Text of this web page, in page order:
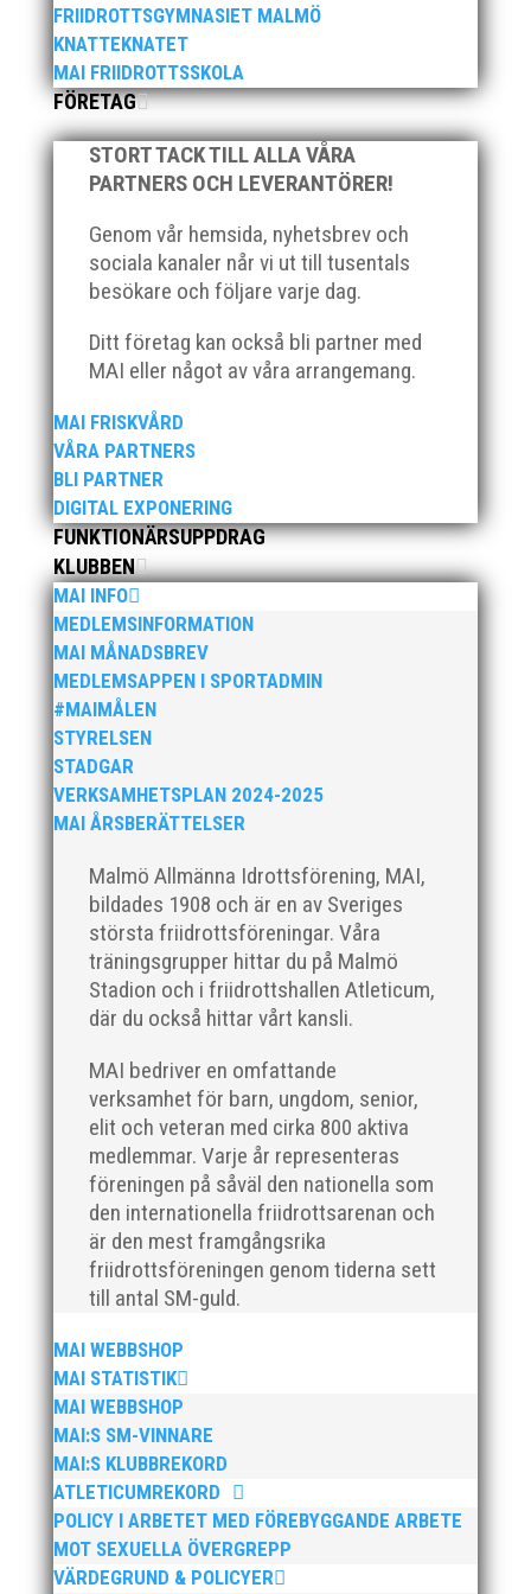
FRIIDROTTSGYMNASIET MALMÖ
KNATTEKNATET
MAI FRIIDROTTSSKOLA
FÖRETAG
STORT TACK TILL ALLA VÅRA
PARTNERS OCH LEVERANTÖRER!
Genom vår hemsida, nyhetsbrev och
sociala kanaler når vi ut till tusentals
besökare och följare varje dag.
Ditt företag kan också bli partner med
MAI eller något av våra arrangemang.
MAI FRISKVÅRD
VÅRA PARTNERS
BLI PARTNER
DIGITAL EXPONERING
FUNKTIONÄRSUPPDRAG
KLUBBEN
MAI INFO
MEDLEMSINFORMATION
MAI MÅNADSBREV
MEDLEMSAPPEN I SPORTADMIN
#MAIMÅLEN
STYRELSEN
STADGAR
VERKSAMHETSPLAN 2024-2025
MAI ÅRSBERÄTTELSER
Malmö Allmänna Idrottsförening, MAI,
bildades 1908 och är en av Sveriges
största friidrottsföreningar. Våra
träningsgrupper hittar du på Malmö
Stadion och i friidrottshallen Atleticum,
där du också hittar vårt kansli.
MAI bedriver en omfattande
verksamhet för barn, ungdom, senior,
elit och veteran med cirka 800 aktiva
medlemmar. Varje år representeras
föreningen på såväl den nationella som
den internationella friidrottsarenan och
är den mest framgångsrika
friidrottsföreningen genom tiderna sett
till antal SM-guld.
MAI WEBBSHOP
MAI STATISTIK
MAI WEBBSHOP
MAI:S SM-VINNARE
MAI:S KLUBBREKORD
ATLETICUMREKORD
POLICY I ARBETET MED FÖREBYGGANDE ARBETE
MOT SEXUELLA ÖVERGREPP
VÄRDEGRUND & POLICYER
Vi har med stor sorg och saknad mottagit beskedet
att vår främsta inom veteransidan i Malmö AI lämnat
oss. Kenneth började representera föreningen i
åldersgruppen M60. Sprint, hopp och mångkamp
som...
Foto: Dick LottUnder perioden den 16-23 juni
arrangerar vi i MAI Malmöloppet.Även i år
Coronaanpassat, fast i en kraftigt upphottad version:
Förutbestämt bana nere på Ribban Nummerlapp och
elektronisk tidtagning Portaler vid starten, vid
vändningarna och vid målgången...
Många fina pers på helgens tävling!
Foto: Skånska Dagbladet/Norra Skåne Skånska
Dagbladet har intervjuat allas vår Hanna Katsler
Mölstad och Johan Färemo från MAI RUNNERS. Temat
var motion och löparglädje och det resulterade i två
fina dubbelreportage. Det ena publicerades i
Skånska Dagbladet måndagen...
Magasin Spring #2 2021 är på väg ut till
prenumeranterna nu i dagarna. Det nya numret
bjuder på mängder av spännande läsning, bland
annat ett ”bakom-kulisserna-reportage” från vårt ISM.
Vi har nöjet att publicera artikeln i sin helhet: >> ISM
Friidrott i Magasin...
Malmö Idrottsföreningars Samorganisations pris till
Lovande tjej i Malmö för 2020 går till Nikki
Anderberg, MAI. Motivering:”Nikki Anderberg inte
bara vann SM-guld på 100 meter, hon gjorde det helt